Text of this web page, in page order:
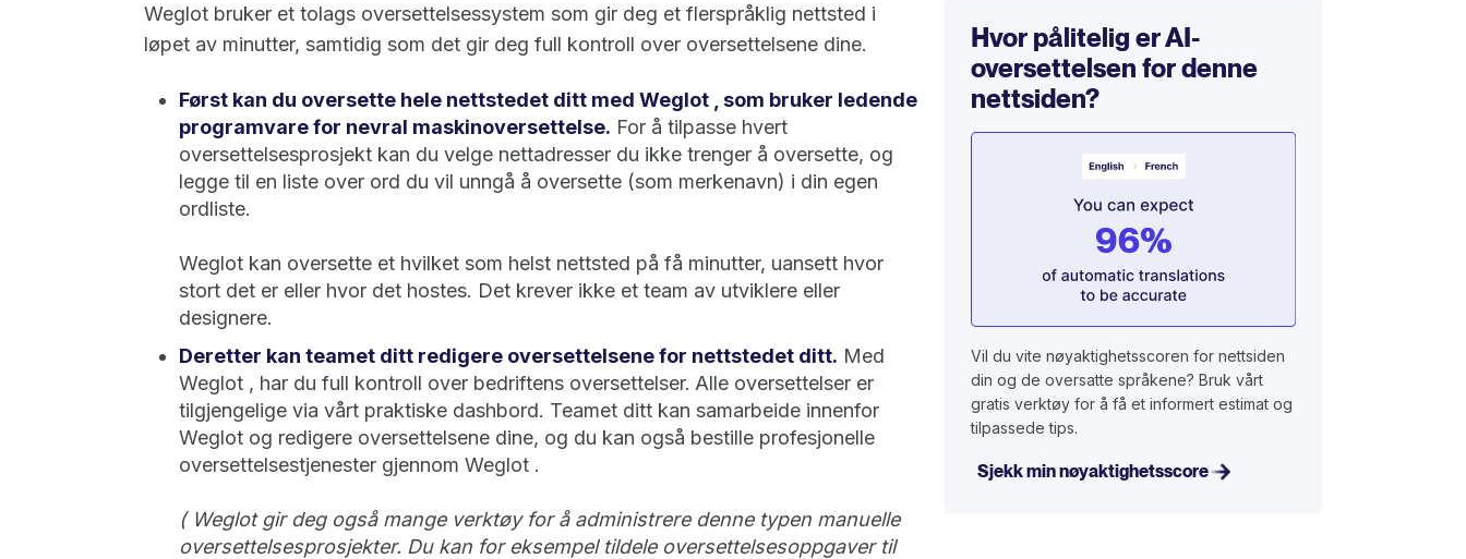
Weglot bruker et tolags oversettelsessystem som gir deg et flerspråklig nettsted i
løpet av minutter, samtidig som det gir deg full kontroll over oversettelsene dine.
Først kan du oversette hele nettstedet ditt med Weglot , som bruker ledende
programvare for nevral maskinoversettelse. For å tilpasse hvert
oversettelsesprosjekt kan du velge nettadresser du ikke trenger å oversette, og
legge til en liste over ord du vil unngå å oversette (som merkenavn) i din egen
ordliste.
Weglot kan oversette et hvilket som helst nettsted på få minutter, uansett hvor
stort det er eller hvor det hostes. Det krever ikke et team av utviklere eller
designere.
Deretter kan teamet ditt redigere oversettelsene for nettstedet ditt. Med
Weglot , har du full kontroll over bedriftens oversettelser. Alle oversettelser er
tilgjengelige via vårt praktiske dashbord. Teamet ditt kan samarbeide innenfor
Weglot og redigere oversettelsene dine, og du kan også bestille profesjonelle
oversettelsestjenester gjennom Weglot .
( Weglot gir deg også mange verktøy for å administrere denne typen manuelle
oversettelsesprosjekter. Du kan for eksempel tildele oversettelsesoppgaver til
Hvor pålitelig er AI-
oversettelsen for denne
nettsiden?
Vil du vite nøyaktighetsscoren for nettsiden
din og de oversatte språkene? Bruk vårt
gratis verktøy for å få et informert estimat og
tilpassede tips.
Sjekk min nøyaktighetsscore